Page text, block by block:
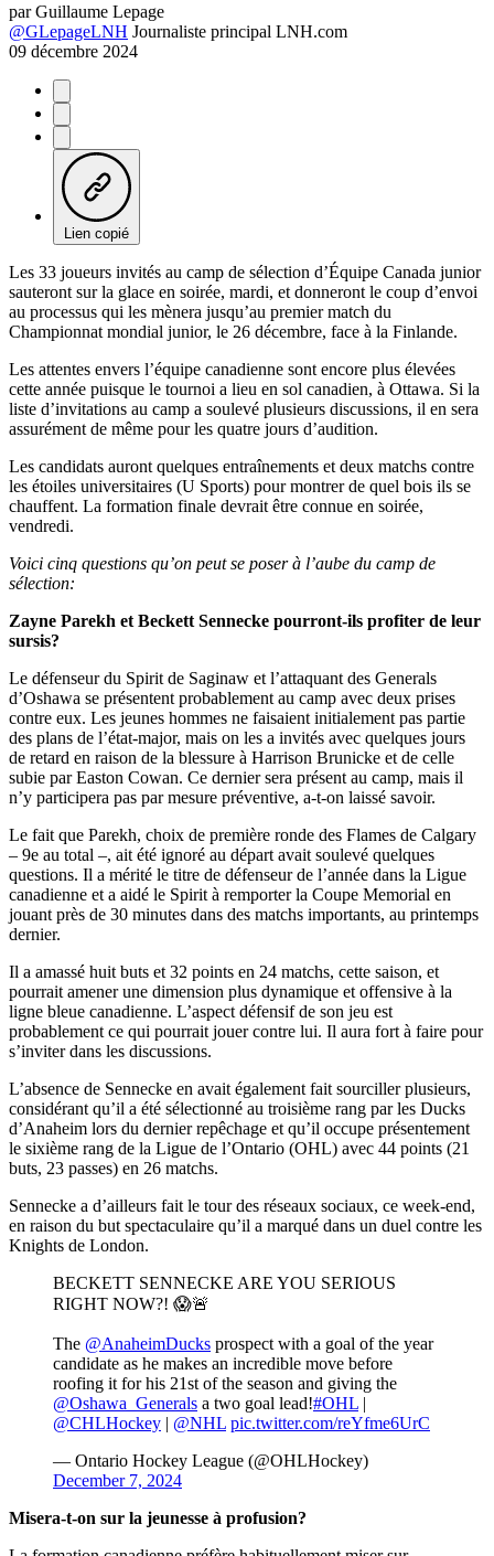
par Guillaume Lepage
@GLepageLNH Journaliste principal LNH.com
09 décembre 2024
Lien copié
Les 33 joueurs invités au camp de sélection d’Équipe Canada junior
sauteront sur la glace en soirée, mardi, et donneront le coup d’envoi
au processus qui les mènera jusqu’au premier match du
Championnat mondial junior, le 26 décembre, face à la Finlande.
Les attentes envers l’équipe canadienne sont encore plus élevées
cette année puisque le tournoi a lieu en sol canadien, à Ottawa. Si la
liste d’invitations au camp a soulevé plusieurs discussions, il en sera
assurément de même pour les quatre jours d’audition.
Les candidats auront quelques entraînements et deux matchs contre
les étoiles universitaires (U Sports) pour montrer de quel bois ils se
chauffent. La formation finale devrait être connue en soirée,
vendredi.
Voici cinq questions qu’on peut se poser à l’aube du camp de
sélection:
Zayne Parekh et Beckett Sennecke pourront-ils profiter de leur
sursis?
Le défenseur du Spirit de Saginaw et l’attaquant des Generals
d’Oshawa se présentent probablement au camp avec deux prises
contre eux. Les jeunes hommes ne faisaient initialement pas partie
des plans de l’état-major, mais on les a invités avec quelques jours
de retard en raison de la blessure à Harrison Brunicke et de celle
subie par Easton Cowan. Ce dernier sera présent au camp, mais il
n’y participera pas par mesure préventive, a-t-on laissé savoir.
Le fait que Parekh, choix de première ronde des Flames de Calgary
– 9e au total –, ait été ignoré au départ avait soulevé quelques
questions. Il a mérité le titre de défenseur de l’année dans la Ligue
canadienne et a aidé le Spirit à remporter la Coupe Memorial en
jouant près de 30 minutes dans des matchs importants, au printemps
dernier.
Il a amassé huit buts et 32 points en 24 matchs, cette saison, et
pourrait amener une dimension plus dynamique et offensive à la
ligne bleue canadienne. L’aspect défensif de son jeu est
probablement ce qui pourrait jouer contre lui. Il aura fort à faire pour
s’inviter dans les discussions.
L’absence de Sennecke en avait également fait sourciller plusieurs,
considérant qu’il a été sélectionné au troisième rang par les Ducks
d’Anaheim lors du dernier repêchage et qu’il occupe présentement
le sixième rang de la Ligue de l’Ontario (OHL) avec 44 points (21
buts, 23 passes) en 26 matchs.
Sennecke a d’ailleurs fait le tour des réseaux sociaux, ce week-end,
en raison du but spectaculaire qu’il a marqué dans un duel contre les
Knights de London.
BECKETT SENNECKE ARE YOU SERIOUS
RIGHT NOW?! 😱🚨
The @AnaheimDucks prospect with a goal of the year
candidate as he makes an incredible move before
roofing it for his 21st of the season and giving the
@Oshawa_Generals a two goal lead!#OHL |
@CHLHockey | @NHL pic.twitter.com/reYfme6UrC
— Ontario Hockey League (@OHLHockey)
December 7, 2024
Misera-t-on sur la jeunesse à profusion?